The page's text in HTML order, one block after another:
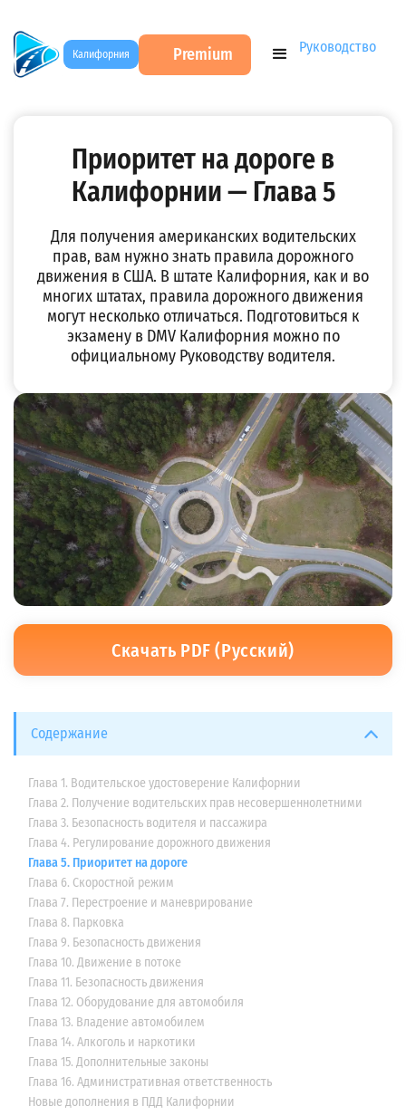
Калифорния Premium
DMV Test на русском Учебники ПДД США→ Руководство
водителя штата Калифорния. Глава 5
Приоритет на дороге в
Калифорнии — Глава 5
Для получения американских водительских
прав, вам нужно знать правила дорожного
движения в США. В штате Калифорния, как и во
многих штатах, правила дорожного движения
могут несколько отличаться. Подготовиться к
экзамену в DMV Калифорния можно по
официальному Руководству водителя.
Скачать PDF (Русский)
Содержание
Глава 1. Водительское удостоверение Калифорнии
Глава 2. Получение водительских прав несовершеннолетними
Глава 3. Безопасность водителя и пассажира
Глава 4. Регулирование дорожного движения
Глава 5. Приоритет на дороге
Глава 6. Скоростной режим
Глава 7. Перестроение и маневрирование
Глава 8. Парковка
Глава 9. Безопасность движения
Глава 10. Движение в потоке
Глава 11. Безопасность движения
Глава 12. Оборудование для автомобиля
Глава 13. Владение автомобилем
Глава 14. Алкоголь и наркотики
Глава 15. Дополнительные законы
Глава 16. Административная ответственность
Новые дополнения в ПДД Калифорнии